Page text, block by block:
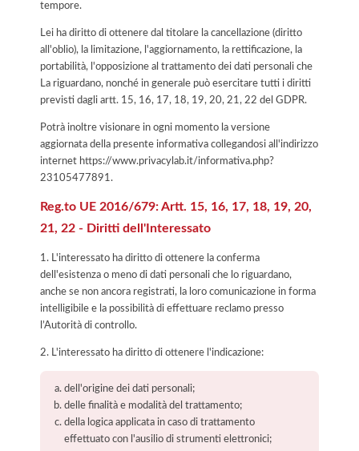
tempore.
Lei ha diritto di ottenere dal titolare la cancellazione (diritto
all'oblio), la limitazione, l'aggiornamento, la rettificazione, la
portabilità, l'opposizione al trattamento dei dati personali che
La riguardano, nonché in generale può esercitare tutti i diritti
previsti dagli artt. 15, 16, 17, 18, 19, 20, 21, 22 del GDPR.
Potrà inoltre visionare in ogni momento la versione
aggiornata della presente informativa collegandosi all'indirizzo
internet https://www.privacylab.it/informativa.php?
23105477891 .
Reg.to UE 2016/679: Artt. 15, 16, 17, 18, 19, 20,
21, 22 - Diritti dell'Interessato
1. L'interessato ha diritto di ottenere la conferma
dell'esistenza o meno di dati personali che lo riguardano,
anche se non ancora registrati, la loro comunicazione in forma
intelligibile e la possibilità di effettuare reclamo presso
l’Autorità di controllo.
2. L'interessato ha diritto di ottenere l'indicazione:
dell'origine dei dati personali;
delle finalità e modalità del trattamento;
della logica applicata in caso di trattamento
effettuato con l'ausilio di strumenti elettronici;